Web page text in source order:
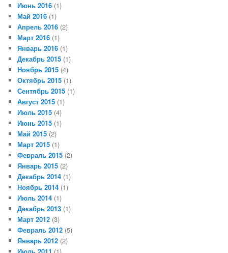
Июнь 2016 (1)
Май 2016 (1)
Апрель 2016 (2)
Март 2016 (1)
Январь 2016 (1)
Декабрь 2015 (1)
Ноябрь 2015 (4)
Октябрь 2015 (1)
Сентябрь 2015 (1)
Август 2015 (1)
Июль 2015 (4)
Июнь 2015 (1)
Май 2015 (2)
Март 2015 (1)
Февраль 2015 (2)
Январь 2015 (2)
Декабрь 2014 (1)
Ноябрь 2014 (1)
Июль 2014 (1)
Декабрь 2013 (1)
Март 2012 (3)
Февраль 2012 (5)
Январь 2012 (2)